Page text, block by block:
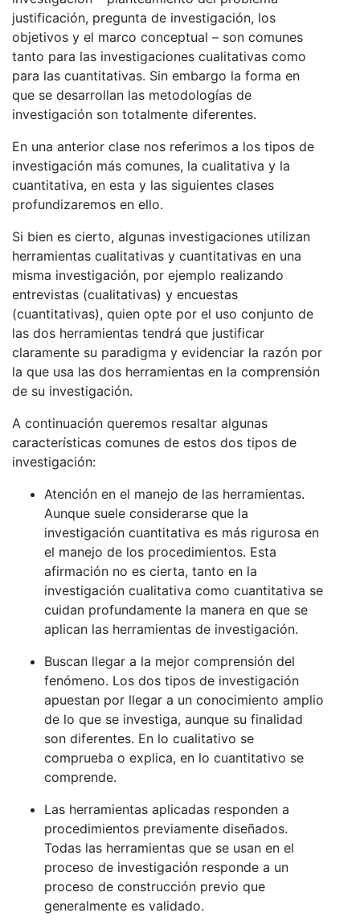
justificación, pregunta de investigación, los
objetivos y el marco conceptual – son comunes
tanto para las investigaciones cualitativas como
para las cuantitativas. Sin embargo la forma en
que se desarrollan las metodologías de
investigación son totalmente diferentes.
En una anterior clase nos referimos a los tipos de
investigación más comunes, la cualitativa y la
cuantitativa, en esta y las siguientes clases
profundizaremos en ello.
Si bien es cierto, algunas investigaciones utilizan
herramientas cualitativas y cuantitativas en una
misma investigación, por ejemplo realizando
entrevistas (cualitativas) y encuestas
(cuantitativas), quien opte por el uso conjunto de
las dos herramientas tendrá que justificar
claramente su paradigma y evidenciar la razón por
la que usa las dos herramientas en la comprensión
de su investigación.
A continuación queremos resaltar algunas
características comunes de estos dos tipos de
investigación:
Atención en el manejo de las herramientas.
Aunque suele considerarse que la
investigación cuantitativa es más rigurosa en
el manejo de los procedimientos. Esta
afirmación no es cierta, tanto en la
investigación cualitativa como cuantitativa se
cuidan profundamente la manera en que se
aplican las herramientas de investigación.
Buscan llegar a la mejor comprensión del
fenómeno. Los dos tipos de investigación
apuestan por llegar a un conocimiento amplio
de lo que se investiga, aunque su finalidad
son diferentes. En lo cualitativo se
comprueba o explica, en lo cuantitativo se
comprende.
Las herramientas aplicadas responden a
procedimientos previamente diseñados.
Todas las herramientas que se usan en el
proceso de investigación responde a un
proceso de construcción previo que
generalmente es validado.